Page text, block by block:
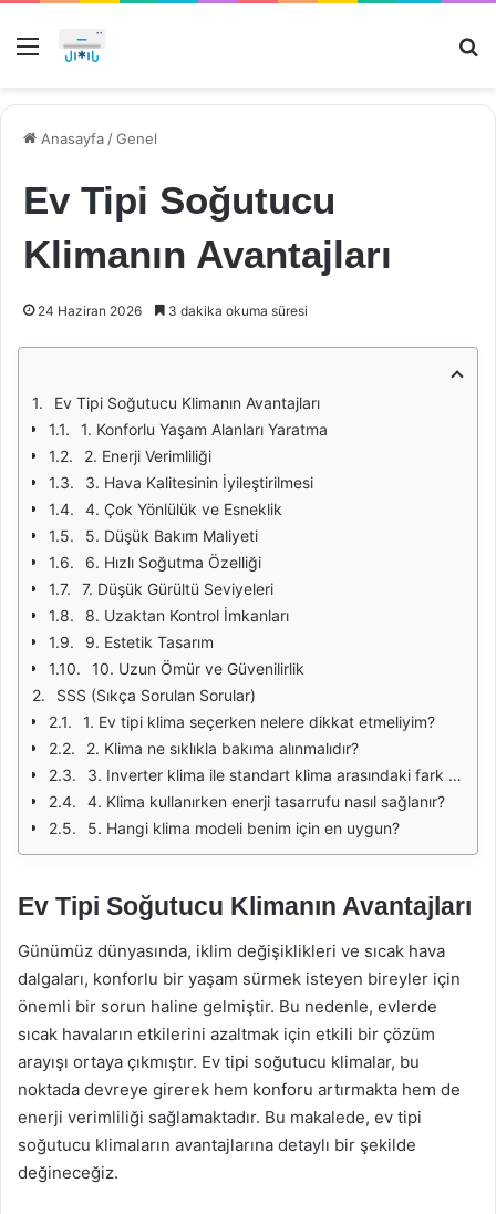
Menü
Anasayfa /Genel
Ev Tipi Soğutucu
Klimanın Avantajları
24 Haziran 2026 3 dakika okuma süresi
Ev Tipi Soğutucu Klimanın Avantajları
1. Konforlu Yaşam Alanları Yaratma
2. Enerji Verimliliği
3. Hava Kalitesinin İyileştirilmesi
4. Çok Yönlülük ve Esneklik
5. Düşük Bakım Maliyeti
6. Hızlı Soğutma Özelliği
7. Düşük Gürültü Seviyeleri
8. Uzaktan Kontrol İmkanları
9. Estetik Tasarım
10. Uzun Ömür ve Güvenilirlik
SSS (Sıkça Sorulan Sorular)
1. Ev tipi klima seçerken nelere dikkat etmeliyim?
2. Klima ne sıklıkla bakıma alınmalıdır?
3. Inverter klima ile standart klima arasındaki fark nedir?
4. Klima kullanırken enerji tasarrufu nasıl sağlanır?
5. Hangi klima modeli benim için en uygun?
Ev Tipi Soğutucu Klimanın Avantajları
Günümüz dünyasında, iklim değişiklikleri ve sıcak hava
dalgaları, konforlu bir yaşam sürmek isteyen bireyler için
önemli bir sorun haline gelmiştir. Bu nedenle, evlerde
sıcak havaların etkilerini azaltmak için etkili bir çözüm
arayışı ortaya çıkmıştır. Ev tipi soğutucu klimalar, bu
noktada devreye girerek hem konforu artırmakta hem de
enerji verimliliği sağlamaktadır. Bu makalede, ev tipi
soğutucu klimaların avantajlarına detaylı bir şekilde
değineceğiz.